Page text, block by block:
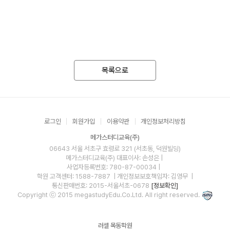
목록으로
로그인 회원가입 이용약관 개인정보처리방침
메가스터디교육(주)
06643 서울 서초구 효령로 321 (서초동, 덕원빌딩)
메가스터디교육(주) 대표이사: 손성은 |
사업자등록번호: 780-87-00034
학원 고객센터: 1588-7887
| 개인정보보호책임자: 김영무
통신판매번호: 2015-서울서초-0678 [정보확인]
Copyright ⓒ 2015 megastudyEdu.Co.Ltd. All right reserved.
러셀 목동학원